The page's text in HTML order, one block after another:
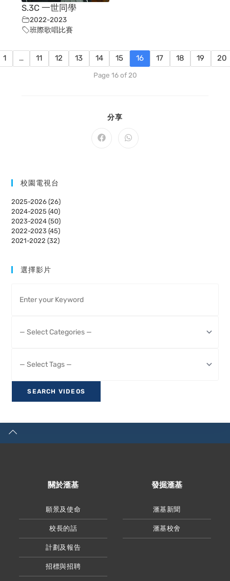
S.3C 一世同學
2022-2023
班際歌唱比賽
1 … 11 12 13 14 15 16 17 18 19 20
Page 16 of 20
分享
CONTENT
Opens
Opens
校園電視台
2025-2026 (26)
2024-2025 (40)
2023-2024 (50)
2022-2023 (45)
2021-2022 (32)
選擇影片
關於滙基
願景及使命
校長的話
計劃及報告
招標與招聘
發掘滙基
滙基新聞
滙基校舍